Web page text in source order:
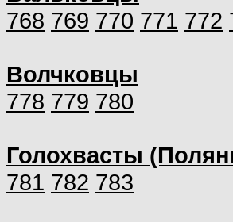
768 769 770 771 772
Волчковцы
778 779 780
Голохвасты
781 782 783